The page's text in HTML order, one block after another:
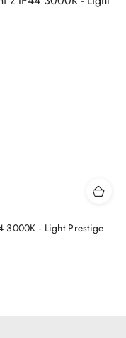
3000K - Light Prestige